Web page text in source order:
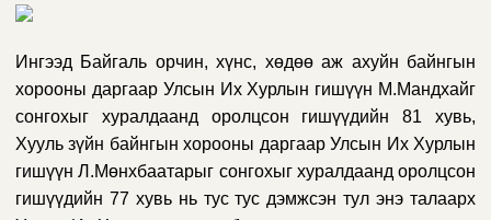
Ингээд Байгаль орчин, хүнс, хөдөө аж ахуйн байнгын
хорооны даргаар Улсын Их Хурлын гишүүн М.Мандхайг
сонгохыг хуралдаанд оролцсон гишүүдийн 81 хувь,
Хууль зүйн байнгын хорооны даргаар Улсын Их Хурлын
гишүүн Л.Мөнхбаатарыг сонгохыг хуралдаанд оролцсон
гишүүдийн 77 хувьнь тус тус дэмжсэн тулэнэ талаарх